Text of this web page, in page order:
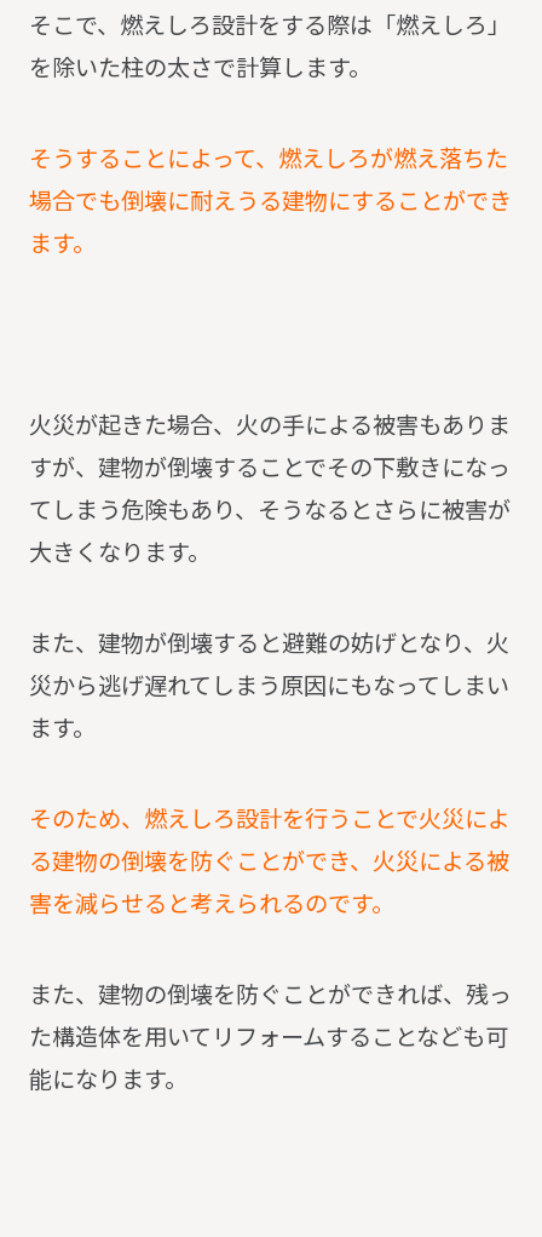
そこで、燃えしろ設計をする際は「燃えしろ」
を除いた柱の太さで計算します。
そうすることによって、燃えしろが燃え落ちた
場合でも倒壊に耐えうる建物にすることができ
ます。
火災が起きた場合、火の手による被害もありま
すが、建物が倒壊することでその下敷きになっ
てしまう危険もあり、そうなるとさらに被害が
大きくなります。
また、建物が倒壊すると避難の妨げとなり、火
災から逃げ遅れてしまう原因にもなってしまい
ます。
そのため、燃えしろ設計を行うことで火災によ
る建物の倒壊を防ぐことができ、火災による被
害を減らせると考えられるのです。
また、建物の倒壊を防ぐことができれば、残っ
た構造体を用いてリフォームすることなども可
能になります。